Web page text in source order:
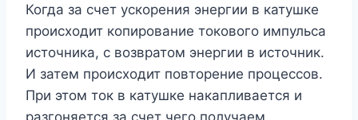
Когда за счет ускорения энергии в катушке
происходит копирование токового импульса
источника, с возвратом энергии в источник.
И затем происходит повторение процессов.
При этом ток в катушке накапливается и
разгоняется за счет чего получаем